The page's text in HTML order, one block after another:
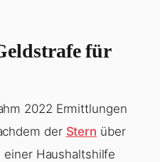
für
2022 Ermittlungen
der Stern über
Haushaltshilfe